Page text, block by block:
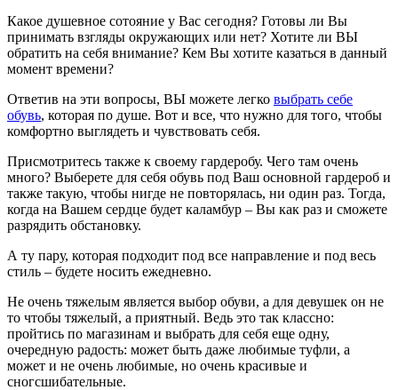
Какое душевное сотояние у Вас сегодня? Готовы ли Вы
принимать взгляды окружающих или нет? Хотите ли ВЫ
обратить на себя внимание? Кем Вы хотите казаться в данный
момент времени?
Ответив на эти вопросы, ВЫ можете легко выбрать себе
обувь, которая по душе. Вот и все, что нужно для того, чтобы
комфортно выглядеть и чувствовать себя.
Присмотритесь также к своему гардеробу. Чего там очень
много? Выберете для себя обувь под Ваш основной гардероб и
также такую, чтобы нигде не повторялась, ни один раз. Тогда,
когда на Вашем сердце будет каламбур – Вы как раз и сможете
разрядить обстановку.
А ту пару, которая подходит под все направление и под весь
стиль – будете носить ежедневно.
Не очень тяжелым является выбор обуви, а для девушек он не
то чтобы тяжелый, а приятный. Ведь это так классно:
пройтись по магазинам и выбрать для себя еще одну,
очередную радость: может быть даже любимые туфли, а
может и не очень любимые, но очень красивые и
сногсшибательные.